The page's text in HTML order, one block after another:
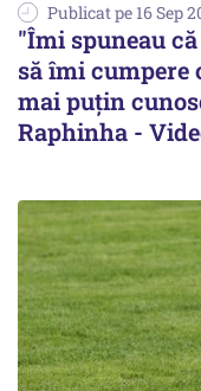
Publicat pe 16 Sep
"Îmi spuneau
să îmi cumpere
mai puțin
Raphinha -